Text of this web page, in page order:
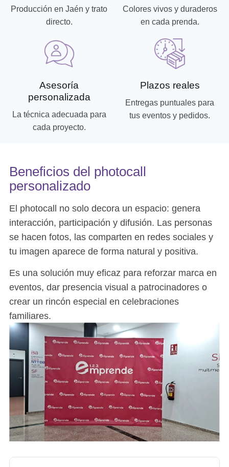
Producción en Jaén y trato
directo.
Colores vivos y duraderos
en cada prenda.
Asesoría
personalizada
La técnica adecuada para
cada proyecto.
Plazos reales
Entregas puntuales para
tus eventos y pedidos.
Beneficios del photocall
personalizado
El photocall no solo decora un espacio: genera
interacción, participación y difusión. Las personas
se hacen fotos, las comparten en redes sociales y
tu imagen aparece de forma natural y positiva.
Es una solución muy eficaz para reforzar marca en
eventos, dar presencia visual a patrocinadores o
crear un rincón especial en celebraciones
familiares.